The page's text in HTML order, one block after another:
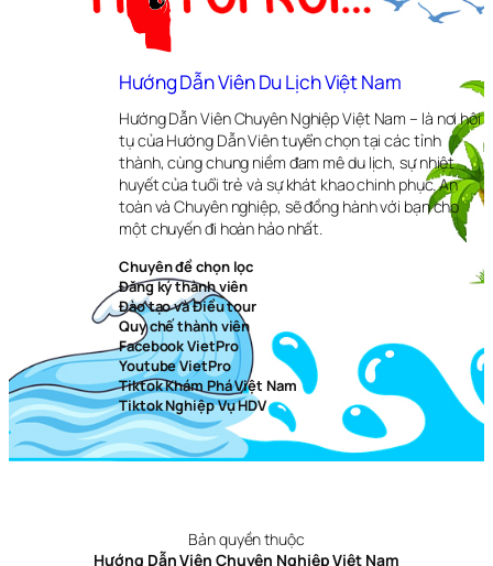
Hướng Dẫn Viên Du Lịch Việt Nam
Hướng Dẫn Viên Chuyên Nghiệp Việt Nam – là nơi hội
tụ của Hướng Dẫn Viên tuyển chọn tại các tỉnh
thành, cùng chung niềm đam mê du lịch, sự nhiệt
huyết của tuổi trẻ và sự khát khao chinh phục. An
toàn và Chuyên nghiệp, sẽ đồng hành với bạn cho
một chuyến đi hoàn hảo nhất.
Chuyên đề chọn lọc
Đăng ký thành viên
Đào tạo và Điều tour
Quy chế thành viên
Facebook VietPro
Youtube VietPro
Tiktok Khám Phá Việt Nam
Tiktok Nghiệp Vụ HDV
Bản quyền thuộc
Hướng Dẫn Viên Chuyên Nghiệp Việt Nam